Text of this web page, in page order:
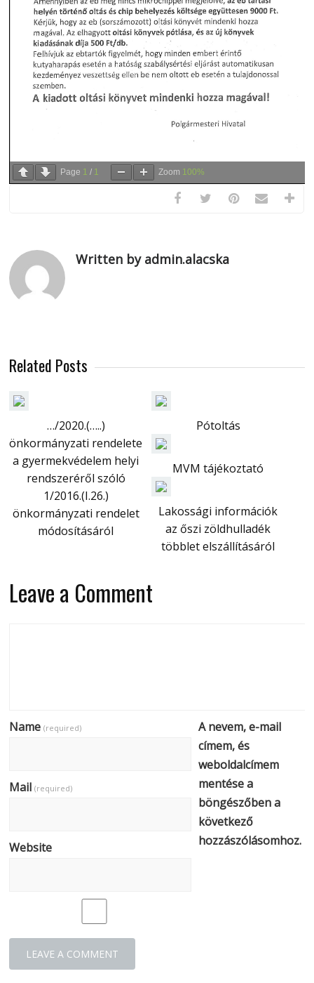
Page 1 / 1 Zoom 100%
Written by admin.alacska
Related Posts
…/2020.(…..)
önkormányzati rendelete
a gyermekvédelem helyi
rendszeréről szóló
1/2016.(I.26.)
önkormányzati rendelet
módosításáról
Pótoltás
MVM tájékoztató
Lakossági információk
az őszi zöldhulladék
többlet elszállításáról
Leave a Comment
Name(required)
Mail(required)
Website
A nevem, e-mail
címem, és
weboldalcímem
mentése a
böngészőben a
következő
hozzászólásomhoz.